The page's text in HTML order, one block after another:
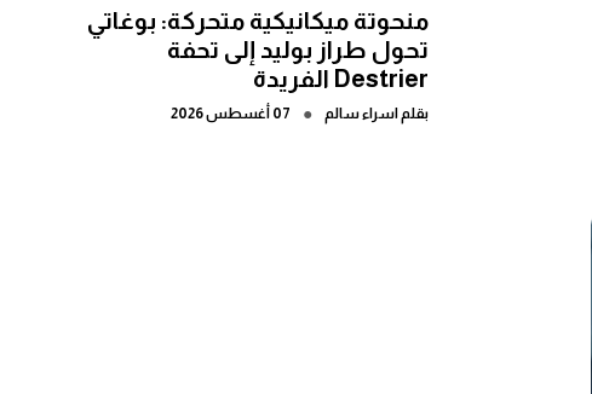
منحوتة ميكانيكية متحركة: بوغاتي
تحول طراز بوليد إلى تحفة
Destrier الفريدة
بقلم اسراء سالم ● 07 أغسطس 2026